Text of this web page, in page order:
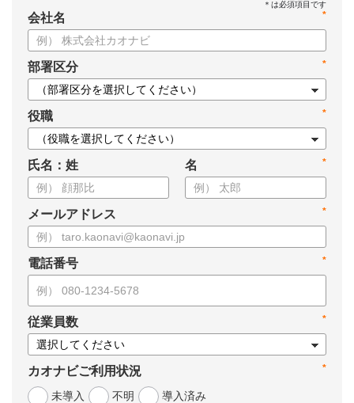
*
会社名
*
部署区分
*
役職
氏名：姓 *
名
*
メールアドレス
*
電話番号
*
従業員数
*
カオナビご利用状況
未導入
不明 導入済み